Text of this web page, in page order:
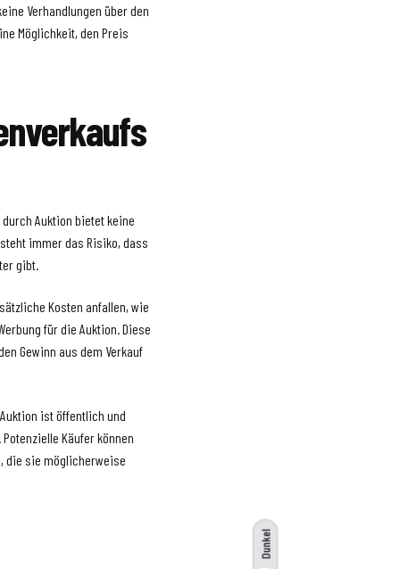
Dunkel
Verhandlungen über den
Möglichkeit, den Preis
Auktion bietet keine
immer das Risiko, dass
gibt.
Kosten anfallen, wie
für die Auktion. Diese
Gewinn aus dem Verkauf
ist öffentlich und
Käufer können
die sie möglicherweise